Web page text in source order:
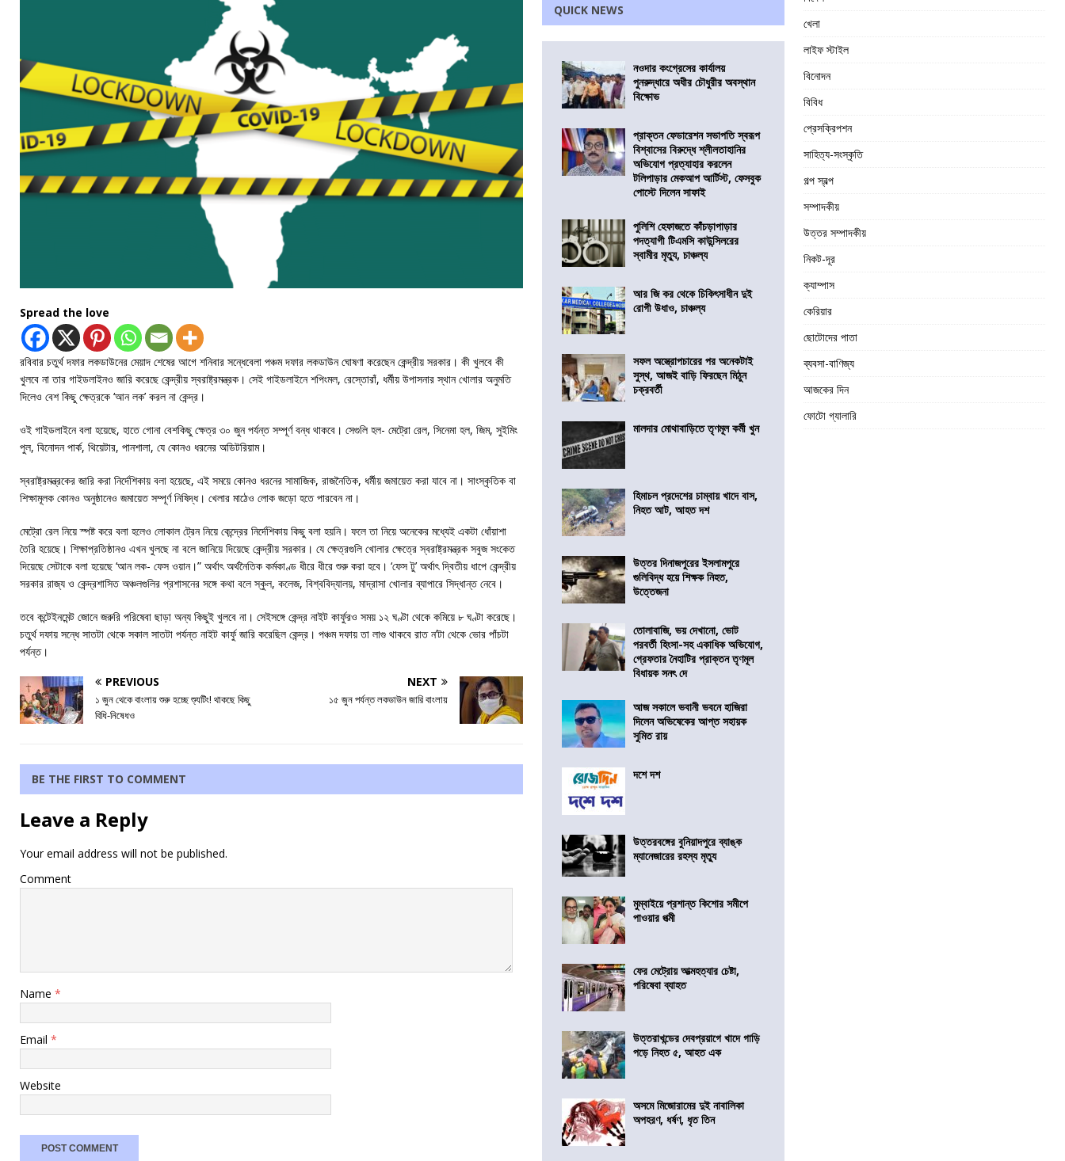
Spread the love
রবিবার চতুর্থ দফার লকডাউনের মেয়াদ শেষের আগে শনিবার সন্ধেবেলা পঞ্চম দফার লকডাউন ঘোষণা করেছেন কেন্দ্রীয় সরকার। কী খুলবে কী
খুলবে না তার গাইডলাইনও জারি করেছে কেন্দ্রীয় স্বরাষ্ট্রমন্ত্রক। সেই গাইডলাইনে শপিংমল, রেস্তোরাঁ, ধর্মীয় উপাসনার স্থান খোলার অনুমতি
দিলেও বেশ কিছু ক্ষেত্রকে ‘আন লক’ করল না কেন্দ্র।
ওই গাইডলাইনে বলা হয়েছে, হাতে গোনা বেশকিছু ক্ষেত্র ৩০ জুন পর্যন্ত সম্পূর্ণ বন্ধ থাকবে। সেগুলি হল- মেট্রো রেল, সিনেমা হল, জিম, সুইমিং
পুল, বিনোদন পার্ক, থিয়েটার, পানশালা, যে কোনও ধরনের অডিটরিয়াম।
স্বরাষ্ট্রমন্ত্রকের জারি করা নির্দেশিকায় বলা হয়েছে, এই সময়ে কোনও ধরনের সামাজিক, রাজনৈতিক, ধর্মীয় জমায়েত করা যাবে না। সাংস্কৃতিক বা
শিক্ষামূলক কোনও অনুষ্ঠানেও জমায়েত সম্পূর্ণ নিষিদ্ধ। খেলার মাঠেও লোক জড়ো হতে পারবেন না।
মেট্রো রেল নিয়ে স্পষ্ট করে বলা হলেও লোকাল ট্রেন নিয়ে কেন্দ্রের নির্দেশিকায় কিছু বলা হয়নি। ফলে তা নিয়ে অনেকের মধ্যেই একটা ধোঁয়াশা
তৈরি হয়েছে। শিক্ষাপ্রতিষ্ঠানও এখন খুলছে না বলে জানিয়ে দিয়েছে কেন্দ্রীয় সরকার। যে ক্ষেত্রগুলি খোলার ক্ষেত্রে স্বরাষ্ট্রমন্ত্রক সবুজ সংকেত
দিয়েছে সেটাকে বলা হয়েছে ‘আন লক- ফেস ওয়ান।” অর্থাৎ অর্থনৈতিক কর্মকাণ্ড ধীরে ধীরে শুরু করা হবে। ‘ফেস টু’ অর্থাৎ দ্বিতীয় ধাপে কেন্দ্রীয়
সরকার রাজ্য ও কেন্দ্রশাসিত অঞ্চলগুলির প্রশাসনের সঙ্গে কথা বলে স্কুল, কলেজ, বিশ্ববিদ্যালয়, মাদ্রাসা খোলার ব্যাপারে সিদ্ধান্ত নেবে।
তবে কন্টেইনমেন্ট জোনে জরুরি পরিষেবা ছাড়া অন্য কিছুই খুলবে না। সেইসঙ্গে কেন্দ্র নাইট কার্ফুরও সময় ১২ ঘণ্টা থেকে কমিয়ে ৮ ঘণ্টা করেছে।
চতুর্থ দফায় সন্ধে সাতটা থেকে সকাল সাতটা পর্যন্ত নাইট কার্ফু জারি করেছিল কেন্দ্র। পঞ্চম দফায় তা লাগু থাকবে রাত ন’টা থেকে ভোর পাঁচটা
পর্যন্ত।
PREVIOUS
১ জুন থেকে বাংলায় শুরু হচ্ছে শ্যুটিং! থাকছে কিছু
বিধি-নিষেধও
NEXT
১৫ জুন পর্যন্ত লকডাউন জারি বাংলায়
BE THE FIRST TO COMMENT
Leave a Reply
Your email address will not be published.
Comment
Name *
Email *
Website
QUICK NEWS
নওদার কংগ্রেসের কার্যালয়
পুনরুদ্ধারে অধীর চৌধুরীর অবস্থান
বিক্ষোভ
প্রাক্তন ফেডারেশন সভাপতি স্বরূপ
বিশ্বাসের বিরুদ্ধে শ্লীলতাহানির
অভিযোগ প্রত্যাহার করলেন
টলিপাড়ার মেকআপ আর্টিস্ট, ফেসবুক
পোস্টে দিলেন সাফাই
পুলিশি হেফাজতে কাঁচড়াপাড়ার
পদত্যাগী টিএমসি কাউন্সিলরের
স্বামীর মৃত্যু, চাঞ্চল্য
আর জি কর থেকে চিকিৎসাধীন দুই
রোগী উধাও, চাঞ্চল্য
সফল অস্ত্রোপচারের পর অনেকটাই
সুস্থ, আজই বাড়ি ফিরছেন মিঠুন
চক্রবর্তী
মালদার মোথাবাড়িতে তৃণমূল কর্মী খুন
হিমাচল প্রদেশের চাম্বায় খাদে বাস,
নিহত আট, আহত দশ
উত্তর দিনাজপুরের ইসলামপুরে
গুলিবিদ্ধ হয়ে শিক্ষক নিহত,
উত্তেজনা
তোলাবাজি, ভয় দেখানো, ভোট
পরবর্তী হিংসা-সহ একাধিক অভিযোগ,
গ্রেফতার নৈহাটির প্রাক্তন তৃণমূল
বিধায়ক সনৎ দে
আজ সকালে ভবানী ভবনে হাজিরা
দিলেন অভিষেকের আপ্ত সহায়ক
সুমিত রায়
দশে দশ
উত্তরবঙ্গের বুনিয়াদপুরে ব্যাঙ্ক
ম্যানেজারের রহস্য মৃত্যু
মুম্বাইয়ে প্রশান্ত কিশোর সমীপে
পাওয়ার পত্মী
ফের মেট্রোয় আত্মহত্যার চেষ্টা,
পরিষেবা ব্যাহত
উত্তরাখন্ডের দেবপ্রয়াগে খাদে গাড়ি
পড়ে নিহত ৫, আহত এক
অসমে মিজোরামের দুই নাবালিকা
অপহরণ, ধর্ষণ, ধৃত তিন
খেলা
লাইফ স্টাইল
বিনোদন
বিবিধ
প্রেসক্রিপশন
সাহিত্য-সংস্কৃতি
গল্প স্বল্প
সম্পাদকীয়
উত্তর সম্পাদকীয়
নিকট-দূর
ক্যাম্পাস
কেরিয়ার
ছোটোদের পাতা
ব্যবসা-বাণিজ্য
আজকের দিন
ফোটো গ্যালারি